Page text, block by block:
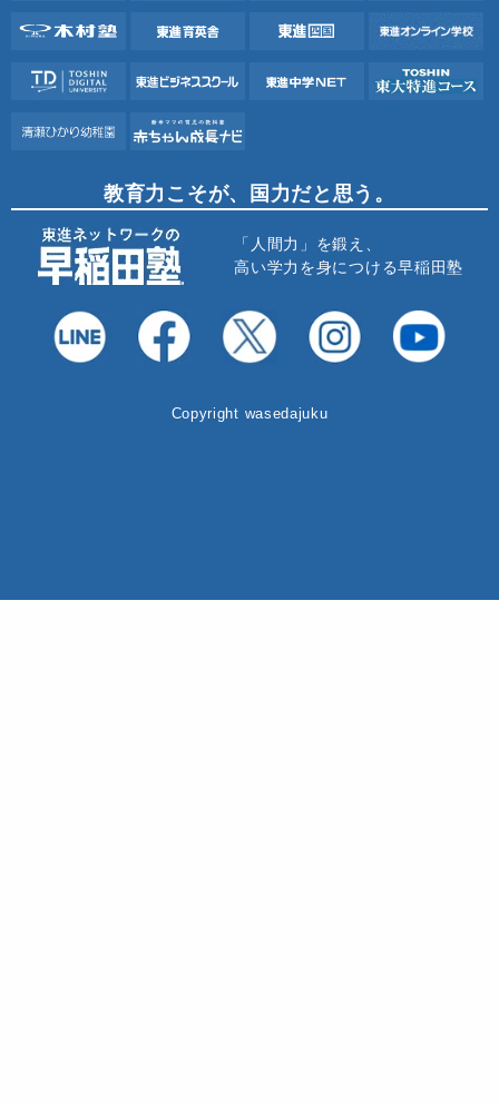
教育力こそが、国力だと思う。
「人間力」を鍛え、
高い学力を身につける早稲田塾
Copyright wasedajuku